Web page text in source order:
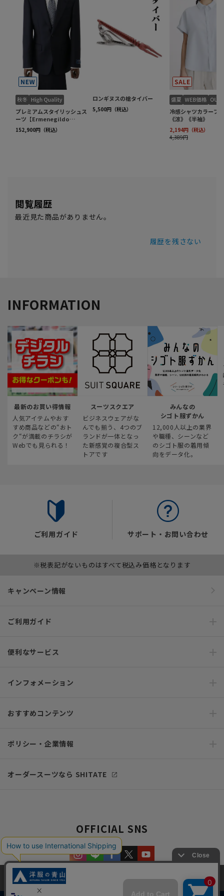
閲覧履歴
最近見た商品がありません。
履歴を残さない
INFORMATION
最新のお買い得情報
人気アイテムやおす
すめ商品などの“おト
ク“が満載のチラシが
Webでも見られる！
スーツスクエア
ビジネスウェアがな
んでも揃う、4つのブ
ランドが一体となっ
た新感覚の複合型ス
トアです
みんなの
シゴト服ずかん
12,000人以上の業界
や職種、シーンなど
のシゴト服の着用傾
向をデータ化。
ご利用ガイド サポート・お問い合わせ
※税表記がないものはすべて税込み価格となります
キャンペーン情報
ご利用ガイド
便利なサービス
インフォメーション
おすすめコンテンツ
ポリシー・企業情報
オーダースーツなら SHITATE
OFFICIAL SNS
当サイトでは、快適な閲覧体験とコンテンツ改善のためにCookieを使用